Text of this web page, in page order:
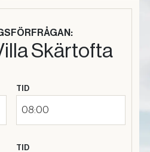
Skärtofta
TID
08:00
TID